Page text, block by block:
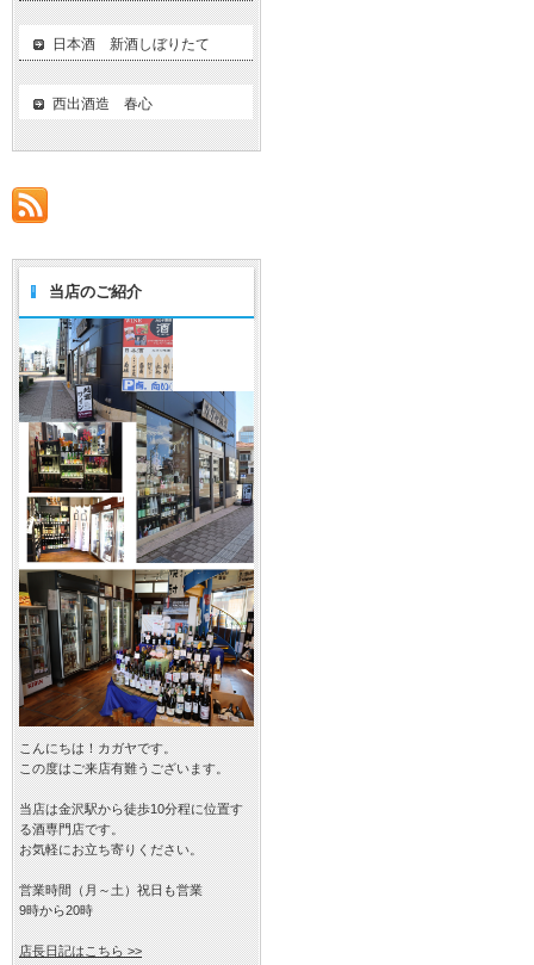
日本酒 新酒しぼりたて
西出酒造 春心
当店のご紹介
こんにちは！カガヤです。
この度はご来店有難うございます。
当店は金沢駅から徒歩10分程に位置す
る酒専門店です。
お気軽にお立ち寄りください。
営業時間（月～土）祝日も営業
9時から20時
店長日記はこちら >>